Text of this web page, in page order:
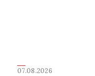
07.08.2026